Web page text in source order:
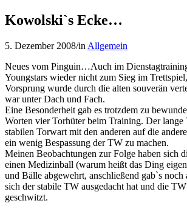
Kowolski`s Ecke…
5. Dezember 2008/in Allgemein
Neues vom Pinguin…Auch im
Youngstars wieder nicht zum Sieg im
Vorsprung wurde durch die alten souverän
war unter Dach und Fach.
Eine Besonderheit gab es trotzdem zu
Worten vier Torhüter beim Training. Der lange
stabilen Torwart mit den anderen auf die
ein wenig Bespassung der TW zu machen.
Meinen Beobachtungen zur Folge haben sich
einen Medizinball (warum heißt das Ding
und Bälle abgewehrt, anschließend gab`s noch
sich der stabile TW ausgedacht hat und die
geschwitzt.